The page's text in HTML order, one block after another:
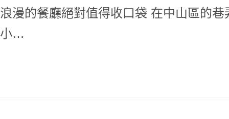
漫的餐廳絕對值得收口袋 在中山區的巷
小…